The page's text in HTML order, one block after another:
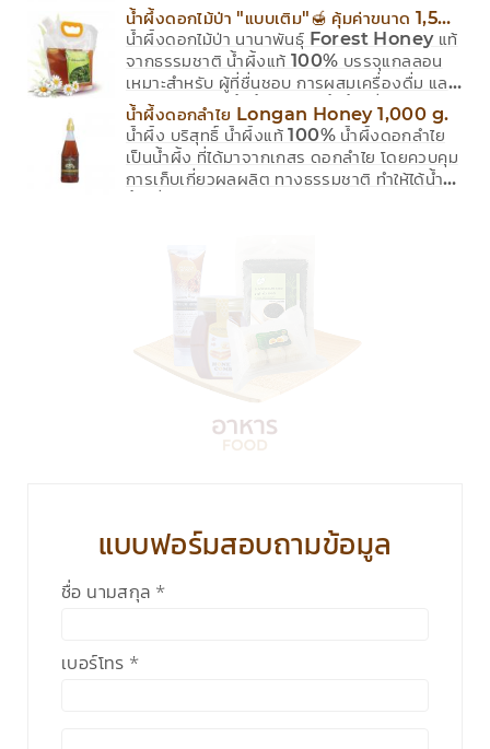
และแร่ธาตุจำเป็นแก่ร่างกาย เกสรผึ้ง สามารถรับ
ประทาน โดยโรยบนอาหารเช้า และสลัด หรือผสม
น้ำผึ้ง โยเกิร์ต น้ำเต้าหู้ นม สมูตตี้ ชา กาแฟ
ขนาด 500 g.
น้ำผึ้งดอกไม้ป่า "แบบเติม"🍯 คุ้มค่าขนาด 1,500
กรัม Forest Honey Refill 1500g.
น้ำผึ้งดอกไม้ป่า นานาพันธุ์ Forest Honey แท้
จากธรรมชาติ น้ำผึ้งแท้ 100% บรรจุแกลลอน
เหมาะสำหรับ ผู้ที่ชื่นชอบ การผสมเครื่องดื่ม และ
ปรุงอาหารด้วยน้ำผึ้งสด เป็นน้ำผึ้ง ที่ได้มาจาก
แหล่งน้ำหวาน ของดอกไม้ป่า ตามธรรมชาติ มี
รสชาติหวานเข้มข้น ได้กลิ่นหอมเฉพาะ จาก
ดอกไม้ป่า
น้ำผึ้งดอกลำไย Longan Honey 1,000 g.
น้ำผึ้ง บริสุทธิ์ น้ำผึ้งแท้ 100% น้ำผึ้งดอกลำไย
เป็นน้ำผึ้ง ที่ได้มาจากเกสร ดอกลำไย โดยควบคุม
การเก็บเกี่ยวผลผลิต ทางธรรมชาติ ทำให้ได้น้ำ
1000g, MWT: 1065g ราคา 240 บาท